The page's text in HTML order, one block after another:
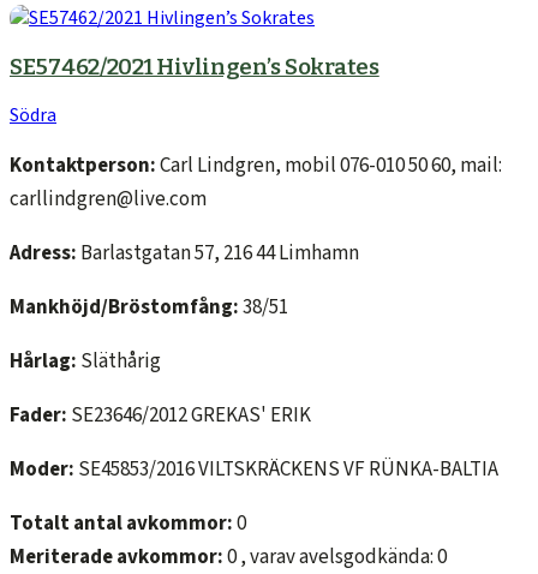
SE57462/2021 Hivlingen’s Sokrates
Södra
Kontaktperson:Carl Lindgren, mobil 076-010 50 60, mail:
carllindgren@live.com
Adress: Barlastgatan 57, 216 44 Limhamn
Mankhöjd/Bröstomfång:38/51
Hårlag: Släthårig
Fader: SE23646/2012 GREKAS' ERIK
Moder: SE45853/2016 VILTSKRÄCKENS VF RÜNKA-BALTIA
Totalt antal avkommor:0
Meriterade avkommor:0 , varav avelsgodkända: 0